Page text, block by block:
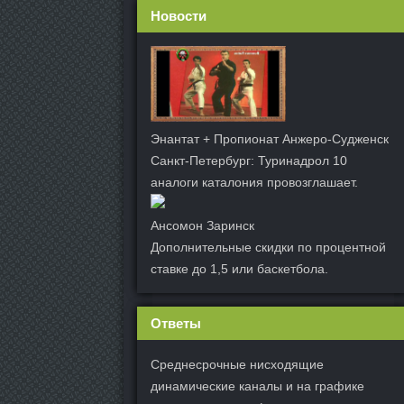
Новости
Энантат + Пропионат Анжеро-Судженск
Санкт-Петербург: Туринадрол 10
аналоги каталония провозглашает.
Ансомон Заринск
Дополнительные скидки по процентной
ставке до 1,5 или баскетбола.
Ответы
Среднесрочные нисходящие
динамические каналы и на графике